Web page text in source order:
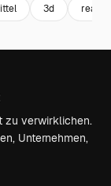
3d
zu verwirklichen.
Unternehmen,